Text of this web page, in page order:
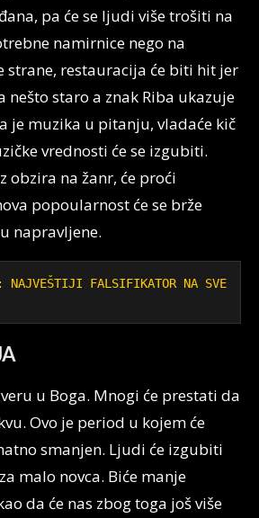
pa će se ljudi više trošiti na
namirnice nego na
strane, restauracija će biti hit jer
nešto staro a znak Riba ukazuje
je muzika u pitanju, vladaće kič
vrednosti će se izgubiti.
obzira na žanr, će proći
popoularnost će se brže
napravljene.
NAJVEŠTIJI FALSIFIKATOR NA SVE
u Boga. Mnogi će prestati da
Ovo je period u kojem će
smanjen. Ljudi će izgubiti
malo novca. Biće manje
da će nas zbog toga još više